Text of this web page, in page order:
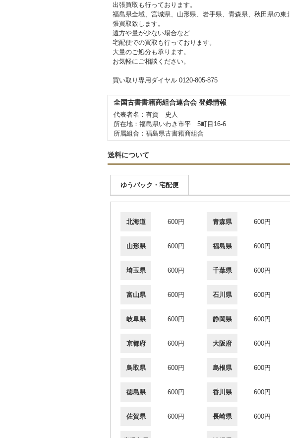
出張買取も行っております。
福島県全域、宮城県、山形県、岩手県、青森県、秋田県の
張買取致します。
遠方や量が少ない場合など
宅配便での買取も行っております。
大量のご処分も承ります。
お気軽にご相談ください。
買い取り専用ダイヤル 0120-805-875
全国古書書籍商組合連合会 登録情報
代表者名：有賀 史人
所在地：福島県いわき市平 5町目16-6
所属組合：福島県古書籍商組合
送料について
ゆうパック・宅配便
北海道 600円 青森県 600円
山形県 600円 福島県 600円
埼玉県 600円 千葉県 600円
富山県 600円 石川県 600円
岐阜県 600円 静岡県 600円
京都府 600円 大阪府 600円
鳥取県 600円 島根県 600円
徳島県 600円 香川県 600円
佐賀県 600円 長崎県 600円